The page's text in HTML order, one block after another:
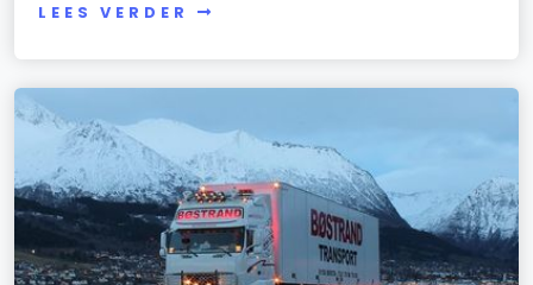
LEES VERDER